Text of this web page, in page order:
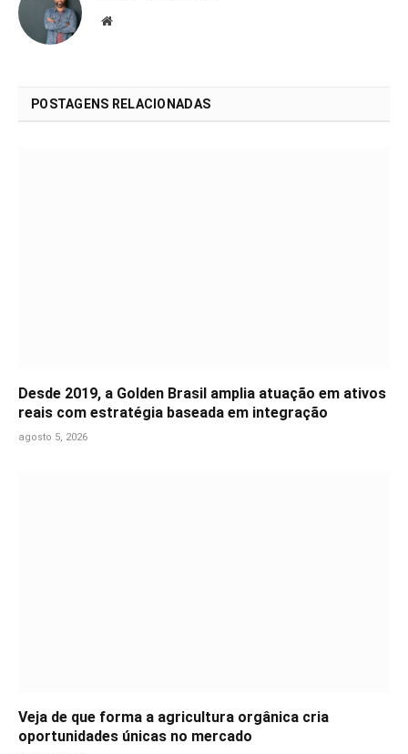
Website
POSTAGENS RELACIONADAS
Desde 2019, a Golden Brasil amplia atuação em ativos
reais com estratégia baseada em integração
agosto 5, 2026
Veja de que forma a agricultura orgânica cria
oportunidades únicas no mercado